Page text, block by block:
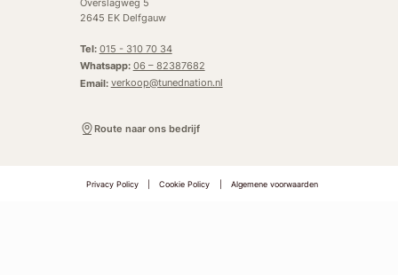
Overslagweg 5
2645 EK Delfgauw
Tel: 015 - 310 70 34
Whatsapp: 06 – 82387682
Email: verkoop@tunednation.nl
Route naar ons bedrijf
Privacy Policy Cookie Policy Algemene voorwaarden